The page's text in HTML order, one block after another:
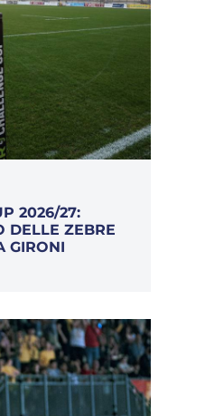
2026/27:
DELLE ZEBRE
GIRONI